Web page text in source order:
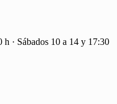
· Sábados 10 a 14 y 17:30